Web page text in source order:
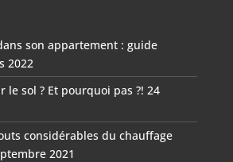
son appartement : guide
2022
le sol ? Et pourquoi pas ?! 24
considérables du chauffage
2021